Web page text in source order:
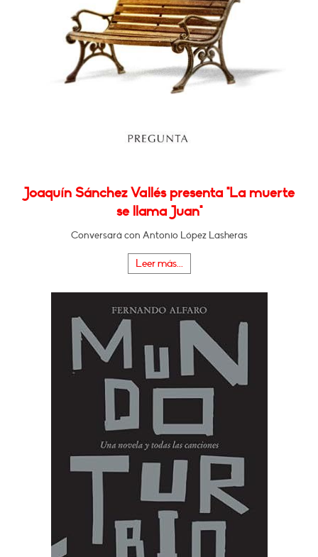
Joaquín Sánchez Vallés presenta "La muerte
se llama Juan"
Conversará con Antonio López Lasheras
Leer más...